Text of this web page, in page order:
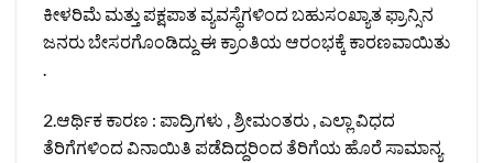
ಕೀಳರಿಮೆ ಮತ್ತು ಪಕ್ಷಪಾತ ವ್ಯವಸ್ಥೆಗಳಿಂದ ಬಹುಸಂಖ್ಯಾತ ಫ್ರಾನ್ಸಿನ
ಜನರು ಬೇಸರಗೊಂಡಿದ್ದು ಈ ಕ್ರಾಂತಿಯ ಆರಂಭಕ್ಕೆ ಕಾರಣವಾಯಿತು
.
2.ಆರ್ಥಿಕ ಕಾರಣ : ಪಾದ್ರಿಗಳು , ಶ್ರೀಮಂತರು , ಎಲ್ಲಾ ವಿಧದ
ತೆರಿಗೆಗಳಿಂದ ವಿನಾಯಿತಿ ಪಡೆದಿದ್ದರಿಂದ ತೆರಿಗೆಯ ಹೊರೆ ಸಾಮಾನ್ಯ